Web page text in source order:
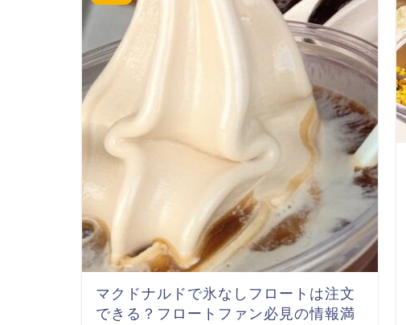
マクドナルドで氷なしフロートは注文
できる？フロートファン必見の情報満